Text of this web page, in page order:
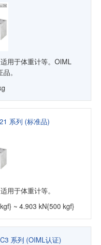
用于体重计等。OIML
。
系列 (标准品)
用于体重计等。
~ 4.903 kN{500 kgf}
系列 (OIML认证)